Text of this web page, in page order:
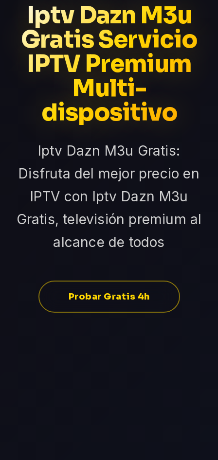
Iptv Dazn M3u
Gratis Servicio
IPTV Premium
Multi-
dispositivo
Iptv Dazn M3u Gratis:
Disfruta del mejor precio en
IPTV con Iptv Dazn M3u
Gratis, televisión premium al
alcance de todos
Probar Gratis 4h